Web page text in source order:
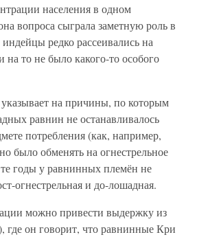
населения в одном
вопроса сыграла заметную роль в
редко рассеивались на
на то не было какого-то особого
на причины, по которым
равнин не останавливалось
потребления (как, например,
было обменять на огнестрельное
годы у равнинных племён не
огнестрельная и до-лошадная.
можно привести выдержку из
где он говорит, что равнинные Кри